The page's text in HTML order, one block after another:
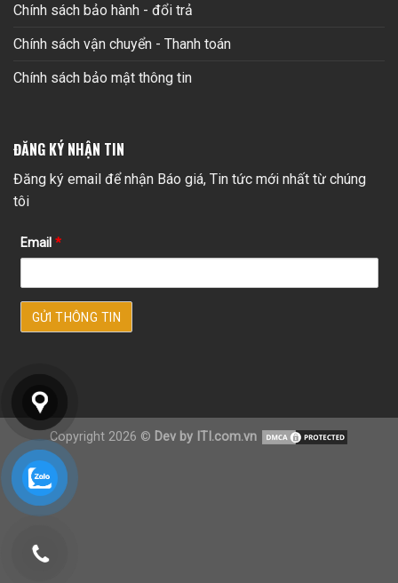
Chính sách bảo hành - đổi trả
Chính sách vận chuyển - Thanh toán
Chính sách bảo mật thông tin
ĐĂNG KÝ NHẬN TIN
Đăng ký email để nhận Báo giá, Tin tức mới nhất từ chúng
tôi
Email *
Copyright 2026 © Dev by ITI.com.vn